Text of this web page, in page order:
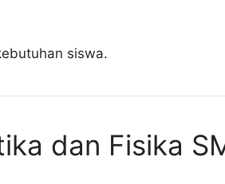
siswa.
dan Fisika